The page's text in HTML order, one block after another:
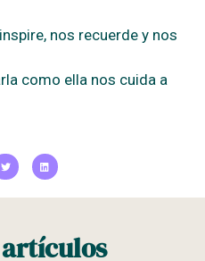
nos recuerde y nos
como ella nos cuida a